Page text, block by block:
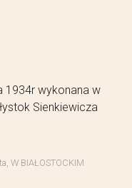
1934r wykonana w
Sienkiewicza
W BIAŁOSTOCKIM